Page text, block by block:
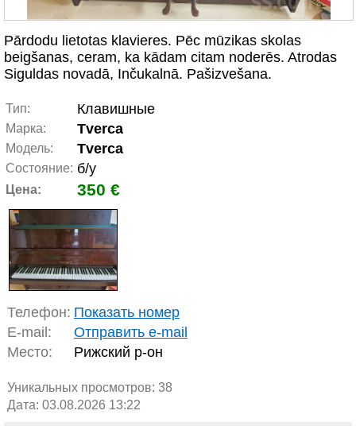
Pārdodu lietotas klavieres. Pēc mūzikas skolas
beigšanas, ceram, ka kādam citam noderēs. Atrodas
Siguldas novadā, Inčukalnā. Pašizvešana.
Тип: Клавишные
Марка: Tverca
Модель: Tverca
Состояние: б/у
Цена: 350 €
Телефон: Показать номер
E-mail:
Отправить e-mail
Место:
Рижский р-он
Уникальных просмотров: 38
Дата: 03.08.2026 13:22